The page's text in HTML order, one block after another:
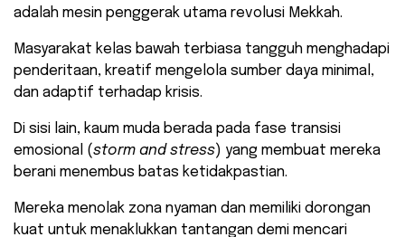
adalah mesin penggerak utama revolusi Mekkah.
Masyarakat kelas bawah terbiasa tangguh menghadapi
penderitaan, kreatif mengelola sumber daya minimal,
dan adaptif terhadap krisis.
​Di sisi lain, kaum muda berada pada fase transisi
emosional (storm and stress) yang membuat mereka
berani menembus batas ketidakpastian.
Mereka menolak zona nyaman dan memiliki dorongan
kuat untuk menaklukkan tantangan demi mencari